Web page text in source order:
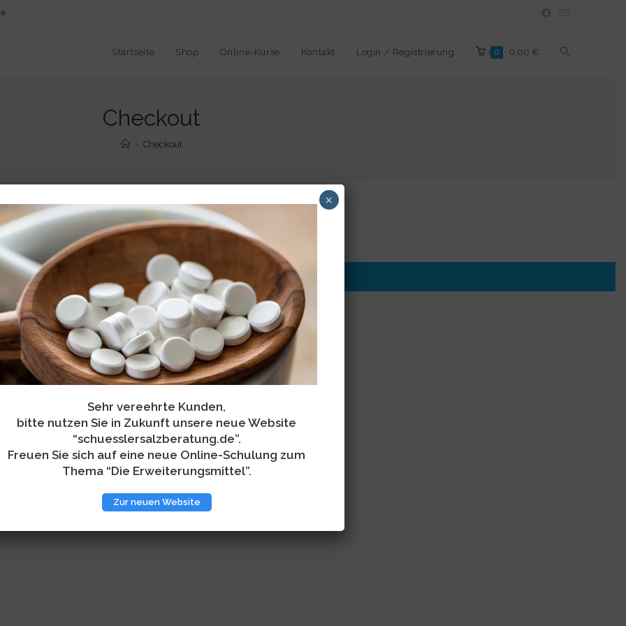
Startseite Shop Online-Kurse Kontakt Login / Registrierung 0 0,00 €
Checkout
Checkout
Copyright 2026 - Institut für Biochemie nach Dr. Schüssler
Sehr vereehrte Kunden,
bitte nutzen Sie in Zukunft unsere neue Website
“schuesslersalzberatung.de”.
Freuen Sie sich auf eine neue Online-Schulung zum
Thema “Die Erweiterungsmittel”.
Zur neuen Website
×